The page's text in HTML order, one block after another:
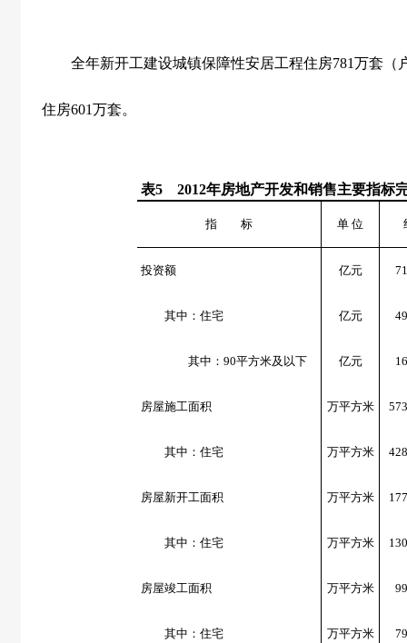
全年新开工建设城镇保障性安居工程住房781万套（
住房601万套。
表5 2012年房地产开发和销售主要指标
指 标 单 位
投资额 亿元
其中：住宅 亿元
其中： 90平方米及以下 亿元
房屋施工面积 万平方米
其中：住宅 万平方米
房屋新开工面积 万平方米
其中：住宅 万平方米
房屋竣工面积 万平方米
其中：住宅 万平方米